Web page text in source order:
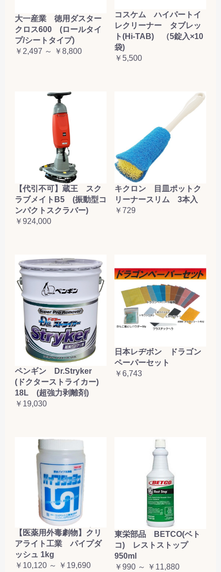
大一産業 徳用ダスター
クロス600 (ロールタイ
プ/シートタイプ)
￥2,497 ～ ￥8,800
コスケム ハイパートイ
レクリーナー タブレッ
ト(Hi-TAB) （5錠入×10
袋)
￥5,500
【代引不可】蔵王 スク
ラブメイトB5 (振動型コ
ンパクトスクラバー)
￥924,000
キクロン 目皿ポットク
リーナースリム 3本入
￥729
ペンギン Dr.Stryker
(ドクターストライカー)
18L (超強力剥離剤)
￥19,030
日本レヂボン ドラゴン
ペーパーセット
￥6,743
【医薬用外毒劇物】クリ
アライト工業 パイプダ
ッシュ 1kg
￥10,120 ～ ￥19,690
東栄部品 BETCO(ベト
コ) レストストップ
950ml
￥990 ～ ￥11,880